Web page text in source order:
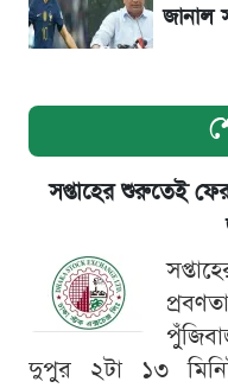
জানাল
সপ্তাহের শুরুতেই
দুপুর ২টা ১৩